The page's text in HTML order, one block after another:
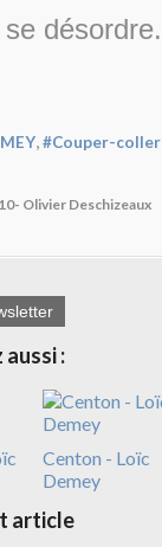
désordre.
,#Couper-coller
Olivier Deschizeaux
aussi :
Centon - Loïc
Demey
article